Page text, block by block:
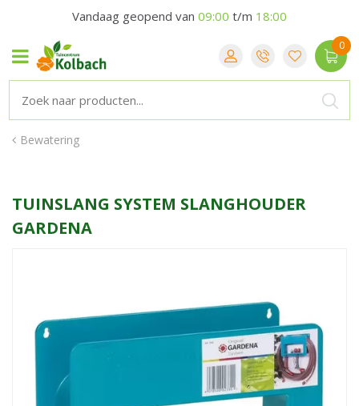
Bewatering
Vandaag geopend van 09:00 t/m 18:00
TUINSLANG SYSTEM SLANGHOUDER
GARDENA